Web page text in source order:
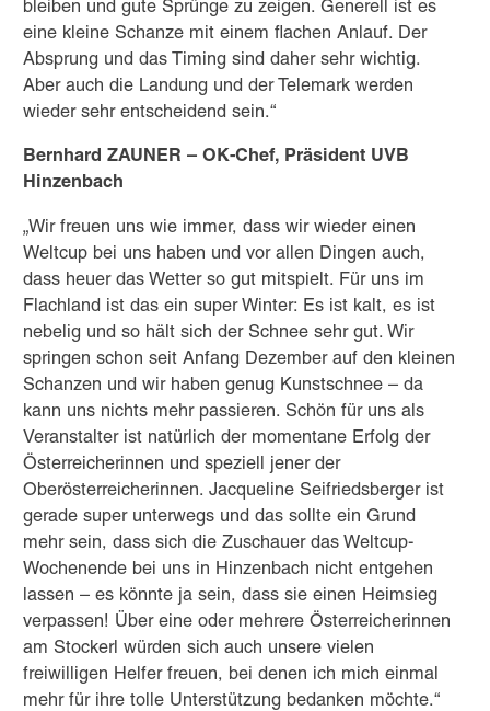
bleiben und gute Sprünge zu zeigen. Generell ist es
eine kleine Schanze mit einem flachen Anlauf. Der
Absprung und das Timing sind daher sehr wichtig.
Aber auch die Landung und der Telemark werden
wieder sehr entscheidend sein.“
Bernhard ZAUNER – OK-Chef, Präsident UVB
Hinzenbach
„Wir freuen uns wie immer, dass wir wieder einen
Weltcup bei uns haben und vor allen Dingen auch,
dass heuer das Wetter so gut mitspielt. Für uns im
Flachland ist das ein super Winter: Es ist kalt, es ist
nebelig und so hält sich der Schnee sehr gut. Wir
springen schon seit Anfang Dezember auf den kleinen
Schanzen und wir haben genug Kunstschnee – da
kann uns nichts mehr passieren. Schön für uns als
Veranstalter ist natürlich der momentane Erfolg der
Österreicherinnen und speziell jener der
Oberösterreicherinnen. Jacqueline Seifriedsberger ist
gerade super unterwegs und das sollte ein Grund
mehr sein, dass sich die Zuschauer das Weltcup-
Wochenende bei uns in Hinzenbach nicht entgehen
lassen – es könnte ja sein, dass sie einen Heimsieg
verpassen! Über eine oder mehrere Österreicherinnen
am Stockerl würden sich auch unsere vielen
freiwilligen Helfer freuen, bei denen ich mich einmal
mehr für ihre tolle Unterstützung bedanken möchte.“